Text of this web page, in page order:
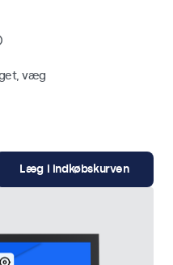
væg
Læg i indkøbskurven